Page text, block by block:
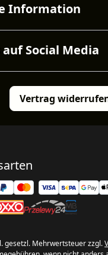
Information
Social Media
Vertrag
gesetzl. Mehrwertsteuer zzgl.